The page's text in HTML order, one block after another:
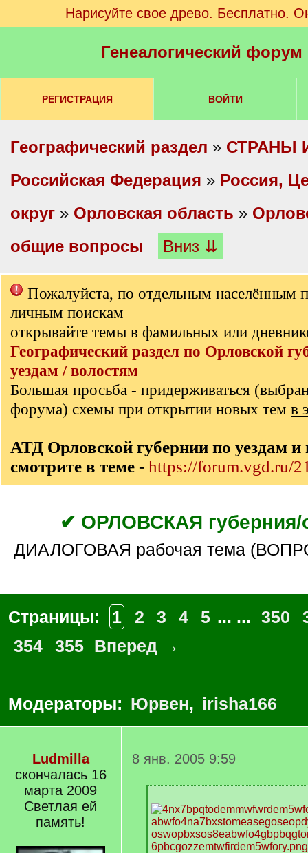
Нарисуйте свое древо. Бесплатно.
Генеалогический
РЕГИСТРАЦИЯ ВОЙТИ
Географический раздел » СТРАНЫ
Российская Федерация » Россия,
округ » Орловская область »
общие вопросы
Вниз ⇊
Пожалуйста, по отдельным населённым
личным поискам
открывайте темы в фамильных или
Географический раздел по Орловской
уездам / волостям
Большая просьба - придерживаться
форума) схемы при открытии новых тем в
АТД Орловской губернии по уездам и
смотрите в теме - https://forum.vgd.ru/
✔ ОРЛОВСКАЯ губерния/
ДИАЛОГОВАЯ рабочая тема
Страницы: 1 2 3 4 5 ... ... 350
354
355 Вперед →
Модераторы: Юрвен, irisha166
Ludmilla
скончалась 16
марта 2009
Светлая ей
память!
8 янв. 2005 9:59
q
]